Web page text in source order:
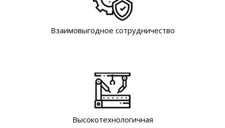
Взаимовыгодное сотрудничество
Высокотехнологичная